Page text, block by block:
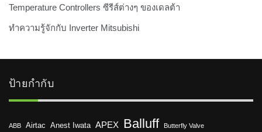
Temperature Controllers ซีรีส์ต่างๆ ของเดลต้า
ทำความรู้จักกับ Inverter Mitsubishi
ป้ายกำกับ
ABB Airtac Anest Iwata APEX Balluff Butterfly Valve